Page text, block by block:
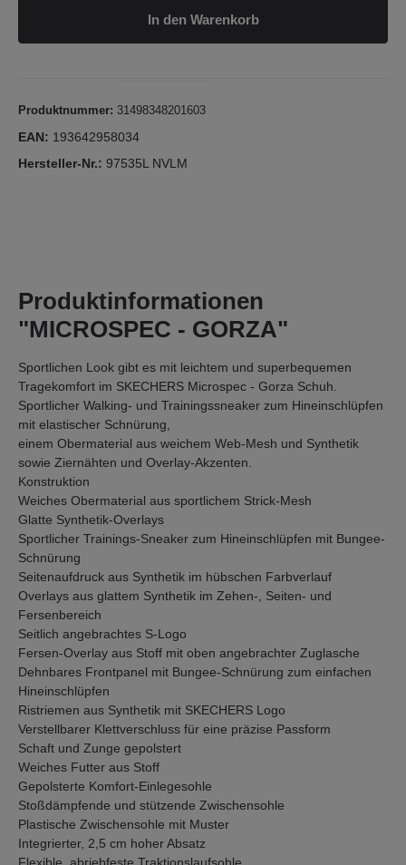
In den Warenkorb
Produktnummer: 31498348201603
EAN: 193642958034
Hersteller-Nr.: 97535L NVLM
Produktinformationen
"MICROSPEC - GORZA"
Sportlichen Look gibt es mit leichtem und superbequemen
Tragekomfort im SKECHERS Microspec - Gorza Schuh.
Sportlicher Walking- und Trainingssneaker zum Hineinschlüpfen
mit elastischer Schnürung,
einem Obermaterial aus weichem Web-Mesh und Synthetik
sowie Ziernähten und Overlay-Akzenten.
Konstruktion
Weiches Obermaterial aus sportlichem Strick-Mesh
Glatte Synthetik-Overlays
Sportlicher Trainings-Sneaker zum Hineinschlüpfen mit Bungee-
Schnürung
Seitenaufdruck aus Synthetik im hübschen Farbverlauf
Overlays aus glattem Synthetik im Zehen-, Seiten- und
Fersenbereich
Seitlich angebrachtes S-Logo
Fersen-Overlay aus Stoff mit oben angebrachter Zuglasche
Dehnbares Frontpanel mit Bungee-Schnürung zum einfachen
Hineinschlüpfen
Ristriemen aus Synthetik mit SKECHERS Logo
Verstellbarer Klettverschluss für eine präzise Passform
Schaft und Zunge gepolstert
Weiches Futter aus Stoff
Gepolsterte Komfort-Einlegesohle
Stoßdämpfende und stützende Zwischensohle
Plastische Zwischensohle mit Muster
Integrierter, 2,5 cm hoher Absatz